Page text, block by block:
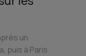
un
puis à Paris